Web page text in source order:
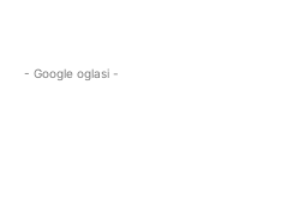
- Google oglasi -